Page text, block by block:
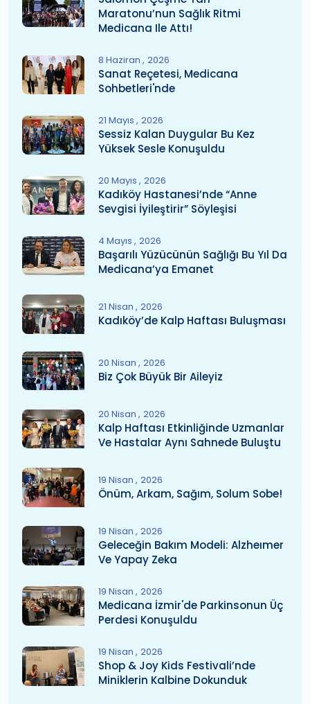
Maratonu’nun Sağlık Ritmi
Medicana Ile Attı!
8 Haziran 2026
Sanat Reçetesi, Medicana
Sohbetleri'nde
21 Mayıs 2026
Sessiz Kalan Duygular Bu Kez
Yüksek Sesle Konuşuldu
20 Mayıs 2026
Kadıköy Hastanesi’nde “Anne
Sevgisi İyileştirir” Söyleşisi
4 Mayıs 2026
Başarılı Yüzücünün Sağlığı Bu Yıl Da
Medicana’ya Emanet
21 Nisan 2026
Kadıköy’de Kalp Haftası Buluşması
20 Nisan 2026
Biz Çok Büyük Bir Aileyiz
20 Nisan 2026
Kalp Haftası Etkinliğinde Uzmanlar
Ve Hastalar Aynı Sahnede Buluştu
19 Nisan 2026
Önüm, Arkam, Sağım, Solum Sobe!
19 Nisan 2026
Geleceğin Bakım Modeli: Alzheımer
Ve Yapay Zeka
19 Nisan 2026
Medicana İzmir'de Parkinsonun Üç
Perdesi Konuşuldu
19 Nisan 2026
Shop & Joy Kids Festivali’nde
Miniklerin Kalbine Dokunduk